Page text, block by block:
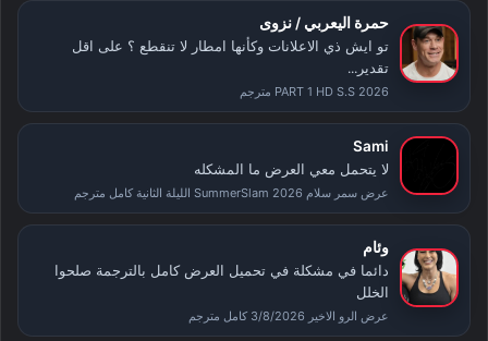
حمرة اليعربي / نزوى
تو ايش ذي الاعلانات وكأنها امطار لا تنقطع ؟ على اقل
تقدير...
PART 1 HD S.S 2026 مترجم
Sami
لا يتحمل معي العرض ما المشكله
عرض سمر سلام SummerSlam 2026 الليلة الثانية كامل مترجم
وئام
دائما في مشكلة في تحميل العرض كامل بالترجمة صلحوا
الخلل
عرض الرو الاخير 3/8/2026 كامل مترجم